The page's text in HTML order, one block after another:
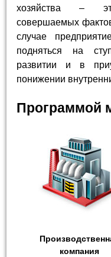
хозяйства –
совершаемых
случае
подняться на
развитии и в
понижении
Программой
компания